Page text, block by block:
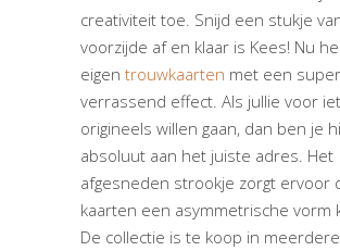
creativiteit toe. Snijd een stukje
voorzijde af en klaar is Kees! Nu
eigen trouwkaarten met een
verrassend effect. Als jullie voor
origineels willen gaan, dan ben je
absoluut aan het juiste adres. Het
afgesneden strookje zorgt ervoor
kaarten een asymmetrische vorm
De collectie is te koop in meerdere